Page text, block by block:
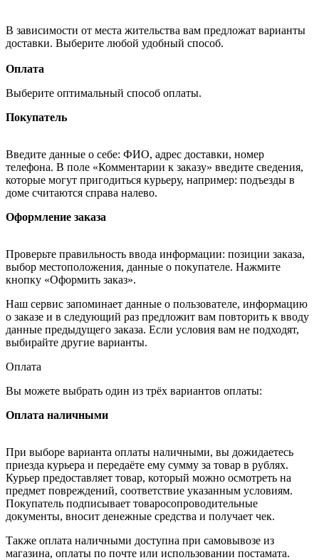
В зависимости от места жительства вам предложат варианты
доставки. Выберите любой удобный способ.
Оплата
Выберите оптимальный способ оплаты.
Покупатель
Введите данные о себе: ФИО, адрес доставки, номер
телефона. В поле «Комментарии к заказу» введите сведения,
которые могут пригодиться курьеру, например: подъезды в
доме считаются справа налево.
Оформление заказа
Проверьте правильность ввода информации: позиции заказа,
выбор местоположения, данные о покупателе. Нажмите
кнопку «Оформить заказ».
Наш сервис запоминает данные о пользователе, информацию
о заказе и в следующий раз предложит вам повторить к вводу
данные предыдущего заказа. Если условия вам не подходят,
выбирайте другие варианты.
Оплата
Вы можете выбрать один из трёх вариантов оплаты:
Оплата наличными
При выборе варианта оплаты наличными, вы дожидаетесь
приезда курьера и передаёте ему сумму за товар в рублях.
Курьер предоставляет товар, который можно осмотреть на
предмет повреждений, соответствие указанным условиям.
Покупатель подписывает товаросопроводительные
документы, вносит денежные средства и получает чек.
Также оплата наличными доступна при самовывозе из
магазина, оплаты по почте или использовании постамата.